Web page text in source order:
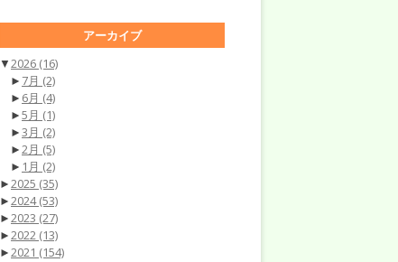
アーカイブ
▼2026 (16)
► 7月 (2)
► 6月 (4)
►5月 (1)
►3月 (2)
►2月 (5)
► 1月 (2)
►2025 (35)
►2024(53)
►2023 (27)
►2022 (13)
►2021 (154)